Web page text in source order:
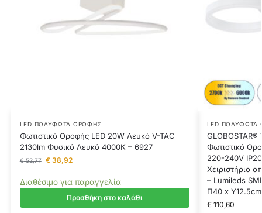
LED ΠΟΛΎΦΩΤΑ ΟΡΟΦΉΣ
Φωτιστικό Οροφής LED 20W Λευκό V-TAC
2130lm Φυσικό Λευκό 4000K – 6927
€52,77 €38,92
Διαθέσιμο για παραγγελία
Προσθήκη στο καλάθι
LED ΠΟΛΎΦΩΤΑ
GLOBOSTAR®
Φωτιστικό
220-240V
Χειριστήριο
– Lumileds
Π40 x
€110,60